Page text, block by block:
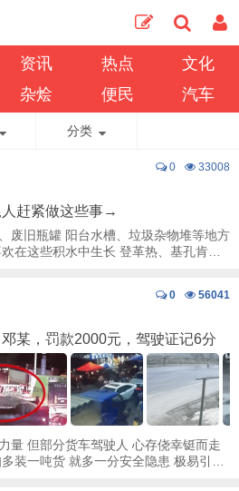
资讯 热点
文化
杂烩 便民 汽车
分类
0 33008
赶紧做这些事→
废旧瓶罐 阳台水槽、垃圾杂物堆等地方
中生长 登革热、基孔肯雅
0 56041
某，罚款2000元，驾驶证记6分
量 但部分货车驾驶人 心存侥幸铤而走
装一吨货 就多一分安全隐患 极易引发